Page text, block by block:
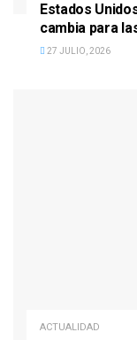
Estados
cambia para
27 JULIO, 2026
ACTUALIDAD